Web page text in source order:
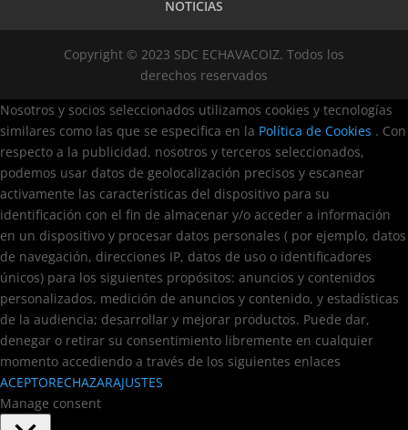
NOTICIAS
Copyright © 2023 SDC ECHAVACOIZ. Todos los
derechos reservados
Nosotros y socios seleccionados utilizamos cookies y tecnologías
similares como las que se especifica en la Política de Cookies . Con
respecto a la publicidad, nosotros y terceros seleccionados,
podemos usar datos de geolocalización precisos y escanear
activamente las características del dispositivo para su
identificación con el fin de almacenar y/o acceder a información
en un dispositivo y procesar datos personales ( por ejemplo, datos
de navegación, direcciones IP, datos de uso o identificadores
únicos) para los siguientes propósitos: anuncios y contenidos
personalizados, medición de anuncios y contenido, y estadísticas
de la audiencia; desarrollar y mejorar productos. Puede dar,
denegar o retirar su consentimiento libremente en cualquier
momento accediendo a través de los siguientes enlaces
ACEPTORECHAZARAJUSTES
Manage consent